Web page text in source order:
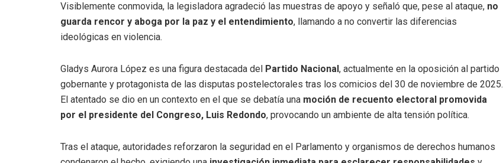
Visiblemente conmovida, la legisladora agradeció las muestras de apoyo y señaló que, pese al ataque, no
guarda rencor y aboga por la paz y el entendimiento, llamando a no convertir las diferencias
ideológicas en violencia.
Gladys Aurora López es una figura destacada del Partido Nacional , actualmente en la oposición al partido
gobernante y protagonista de las disputas postelectorales tras los comicios del 30 de noviembre de 2025.
El atentado se dio en un contexto en el que se debatía una moción de recuento electoral promovida
por el presidente del Congreso, Luis Redondo, provocando un ambiente de alta tensión política.
Tras el ataque, autoridades reforzaron la seguridad en el Parlamento y organismos de derechos humanos